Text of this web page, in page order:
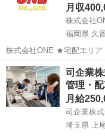
月収
株式会社
福岡県 久
株式会社ONE ★宅配エリア：久留米市 ★資格：普通自動車運転免許
★車輌：貸し出しリース車有り ★雇用形態：業務委託契約 ★
月収25万〜50万円以上可
によ...
福岡 久留米市 久留
司企業
管理・
月給
司企業株
埼玉県 上